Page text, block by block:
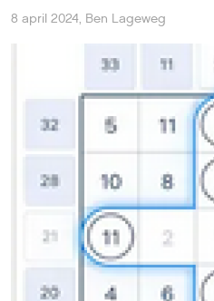
8 april 2024, Ben Lageweg